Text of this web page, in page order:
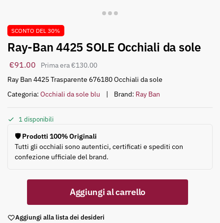
SCONTO DEL 30%
Ray-Ban 4425 SOLE Occhiali da sole
€130.00
€91.00
Ray Ban 4425 Trasparente 676180 Occhiali da sole
Categoria: Occhiali da sole blu Brand: Ray Ban
1 disponibili
🛡️ Prodotti 100% Originali
Tutti gli occhiali sono autentici, certificati e spediti con
confezione ufficiale del brand.
Aggiungi al carrello
Aggiungi alla lista dei desideri